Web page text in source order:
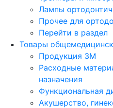
Лампы
Прочее для
Перейти в раздел
Товары
Продукция 3М
Расходные
назначения
Функциональная
Акушерство,